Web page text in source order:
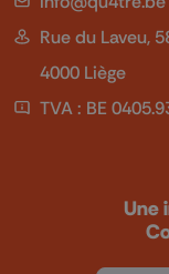
Rue du Laveu,
4000 Liège
TVA : BE
Une